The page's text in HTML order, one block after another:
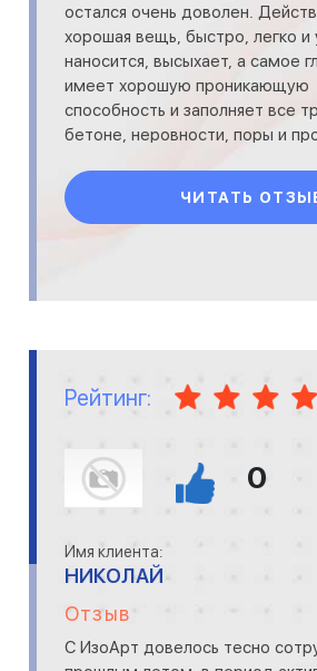
остался очень доволен.
хорошая вещь, быстро, легко и
наносится, высыхает, а самое
имеет хорошую проникающую
способность и заполняет все
бетоне, неровности, поры и
пропитки укла
ЧИТАТЬ
Рейтинг:
0
Имя клиента:
НИКОЛАЙ
Отзыв
С ИзоАрт довелось тесно